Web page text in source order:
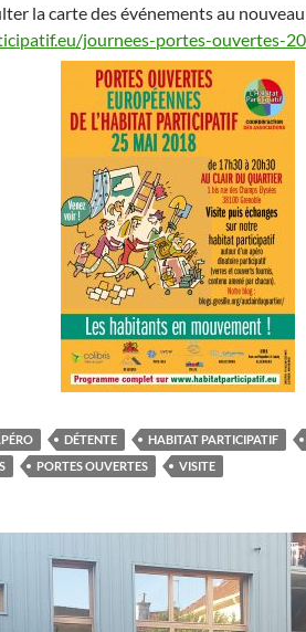
la carte des événements au nouveau
journees-portes-ouvertes-
DÉTENTE HABITAT PARTICIPATIF
PORTES OUVERTES VISITE